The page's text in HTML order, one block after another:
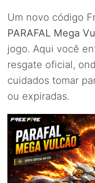
Um novo código
PARAFAL Mega
jogo. Aqui você
resgate oficial,
cuidados tomar
ou expiradas.